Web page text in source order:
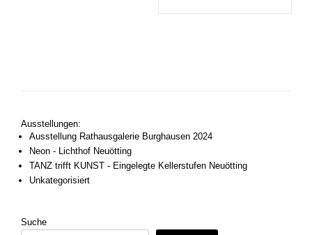
Ausstellungen:
Ausstellung Rathausgalerie Burghausen 2024
Neon - Lichthof Neuötting
TANZ trifft KUNST - Eingelegte Kellerstufen Neuötting
Unkategorisiert
Suche